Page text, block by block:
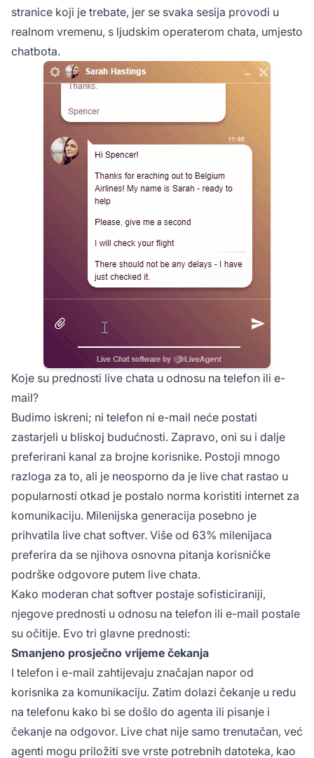
stranice koji je trebate, jer se svaka sesija provodi u
realnom vremenu, s ljudskim operaterom chata, umjesto
chatbota.
Koje su prednosti live chata u odnosu na telefon ili e-
mail?
Budimo iskreni; ni telefon ni e-mail neće postati
zastarjeli u bliskoj budućnosti. Zapravo, oni su i dalje
preferirani kanal za brojne korisnike. Postoji mnogo
razloga za to, ali je neosporno da je live chat rastao u
popularnosti otkad je postalo norma koristiti internet za
komunikaciju. Milenijska generacija posebno je
prihvatila live chat softver. Više od 63% milenijaca
preferira da se njihova osnovna pitanja korisničke
podrške odgovore putem live chata.
Kako moderan chat softver postaje sofisticiraniji,
njegove prednosti u odnosu na telefon ili e-mail postale
su očitije. Evo tri glavne prednosti:
Smanjeno prosječno vrijeme čekanja
I telefon i e-mail zahtijevaju značajan napor od
korisnika za komunikaciju. Zatim dolazi čekanje u redu
na telefonu kako bi se došlo do agenta ili pisanje i
čekanje na odgovor. Live chat nije samo trenutačan, već
agenti mogu priložiti sve vrste potrebnih datoteka, kao